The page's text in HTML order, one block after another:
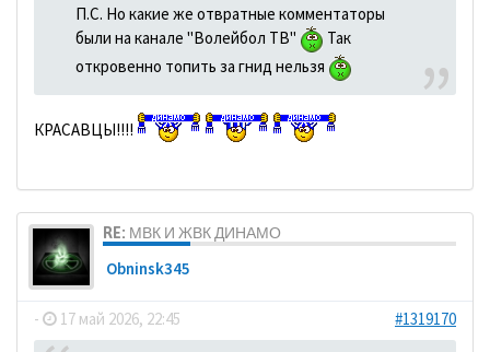
П.С. Но какие же отвратные комментаторы
были на канале "Волейбол ТВ"
Так
откровенно топить за гнид нельзя
КРАСАВЦЫ!!!!
RE: МВК И ЖВК ДИНАМО
Obninsk345
- 17 май 2026, 22:45 #1319170